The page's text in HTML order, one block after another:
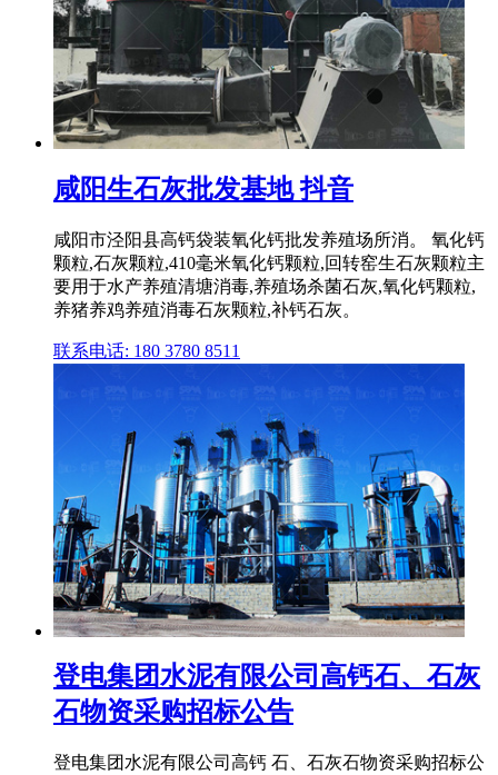
咸阳生石灰批发基地 抖音
咸阳市泾阳县高钙袋装氧化钙批发养殖场所消。 氧化钙
颗粒,石灰颗粒,410毫米氧化钙颗粒,回转窑生石灰颗粒主
要用于水产养殖清塘消毒,养殖场杀菌石灰,氧化钙颗粒,
养猪养鸡养殖消毒石灰颗粒,补钙石灰。
联系电话: 180 3780 8511
登电集团水泥有限公司高钙石、石灰
石物资采购招标公告
登电集团水泥有限公司高钙 石、石灰石物资采购招标公